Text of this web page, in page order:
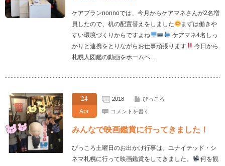
ケアプランnonnoでは、今月からケアマネさんが2名増
員したので、机の配置替えをしました
まずは働きや
すい環境づくりからですよね
ケアマネ4名しっ
かりと連携をとりながらお仕事頑張ります
今日から
札幌人図鑑の動画をホームペ…
24
Apr
2018 ぴっころ
コメントを書く
みんなで映画鑑賞に行ってきました！
ぴっころ土曜日のお出かけ行事は、ユナイテッド・シ
ネマ札幌に行って映画鑑賞をしてきました。
何を観